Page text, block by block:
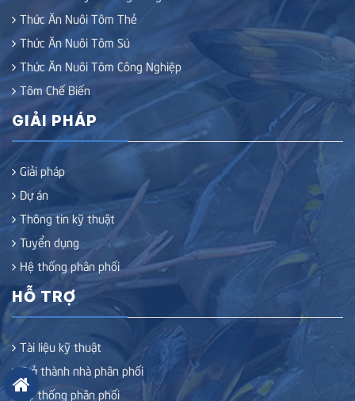
Thức Ăn Nuôi Tôm Thẻ
Thức Ăn Nuôi Tôm Sú
Thức Ăn Nuôi Tôm Công Nghiệp
Tôm Chế Biến
GIẢI PHÁP
Giải pháp
Dự án
Thông tin kỹ thuật
Tuyển dụng
Hệ thống phân phối
HỖ TRỢ
Tài liệu kỹ thuật
Trở thành nhà phân phối
Hệ thống phân phối